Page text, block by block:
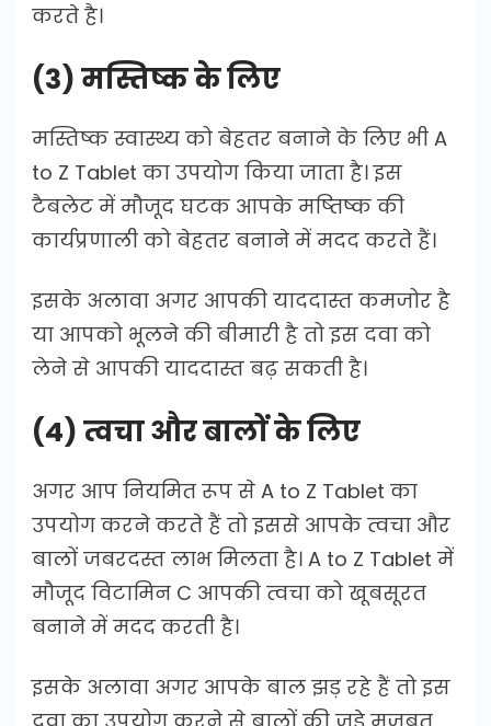
करते है।
(3) मस्तिष्क के लिए
मस्तिष्क स्वास्थ्य को बेहतर बनाने के लिए भी A
to Z Tablet का उपयोग किया जाता है। इस
टैबलेट में मौजूद घटक आपके मष्तिष्क की
कार्यप्रणाली को बेहतर बनाने में मदद करते हैं।
इसके अलावा अगर आपकी याददास्त कमजोर है
या आपको भूलने की बीमारी है तो इस दवा को
लेने से आपकी याददास्त बढ़ सकती है।
(4) त्वचा और बालों के लिए
अगर आप नियमित रूप से A to Z Tablet का
उपयोग करने करते हैं तो इससे आपके त्वचा और
बालों जबरदस्त लाभ मिलता है। A to Z Tablet में
मौजूद विटामिन C आपकी त्वचा को खूबसूरत
बनाने में मदद करती है।
इसके अलावा अगर आपके बाल झड़ रहे हैं तो इस